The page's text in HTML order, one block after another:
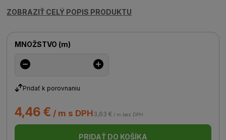
ZOBRAZIŤ CELÝ POPIS PRODUKTU
MNOŽSTVO (m)
Pridať k porovnaniu
4,46 € / m s DPH3,63 € / m bez DPH
PRIDAŤ DO KOŠÍKA